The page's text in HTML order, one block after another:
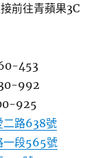
前往青蘋果3C
453
992
925
二路638號
一段565號